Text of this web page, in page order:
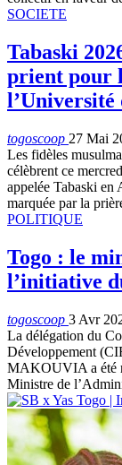
SOCIETE
Tabaski
prient pour
l’Université
togoscoop 27 Mai
Les fidèles
célèbrent ce
appelée Tabaski en
marquée par la
POLITIQUE
Togo : le
l’initiative
togoscoop 3 Avr
La délégation du
Développement
MAKOUVIA a été
Ministre de